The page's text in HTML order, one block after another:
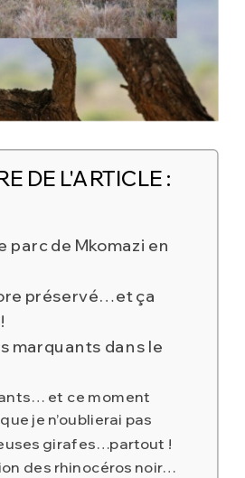
DE L'ARTICLE :
parc de Mkomazi en
préservé… et ça
marquants dans le
et ce moment
je n’oublierai pas
girafes…partout !
des rhinocéros noir…